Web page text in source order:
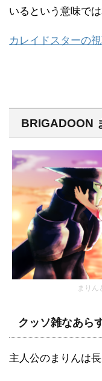
いるという意味で
カレイドスターの
BRIGADOON
まりん
クッソ雑なあら
主人公のまりんは長